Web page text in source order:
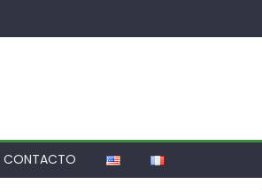
CONTACTO